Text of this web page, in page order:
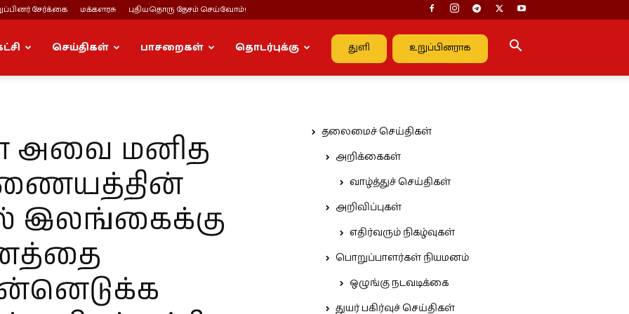
சேர்க்கை மக்களரசு புதியதொரு தேசம் செய்வோம்!
துளி உறுப்பினராக
செய்திகள் பாசறைகள் தொடர்புக்கு
அவை மனித
இலங்கைக்கு
தலைமைச் செய்திகள்
அறிக்கைகள்
வாழ்த்துச் செய்திகள்
அறிவிப்புகள்
எதிர்வரும் நிகழ்வுகள்
பொறுப்பாளர்கள் நியமனம்
ஒழுங்கு நடவடிக்கை
துயர் பகிர்வுச் செய்திகள்